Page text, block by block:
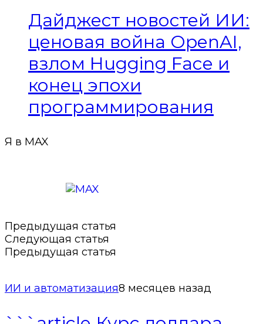
Дайджест новостей ИИ:
ценовая война OpenAI,
взлом Hugging Face и
конец эпохи
программирования
Я в MAX
Предыдущая статья
Следующая статья
Предыдущая статья
ИИ и автоматизация8 месяцев назад